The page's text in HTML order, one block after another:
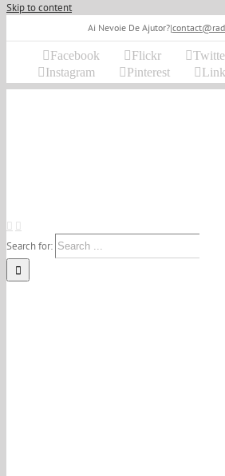
Skip to content
Ai Nevoie De Ajutor?|
Facebook Flickr
Instagram
Pinterest
Search for: